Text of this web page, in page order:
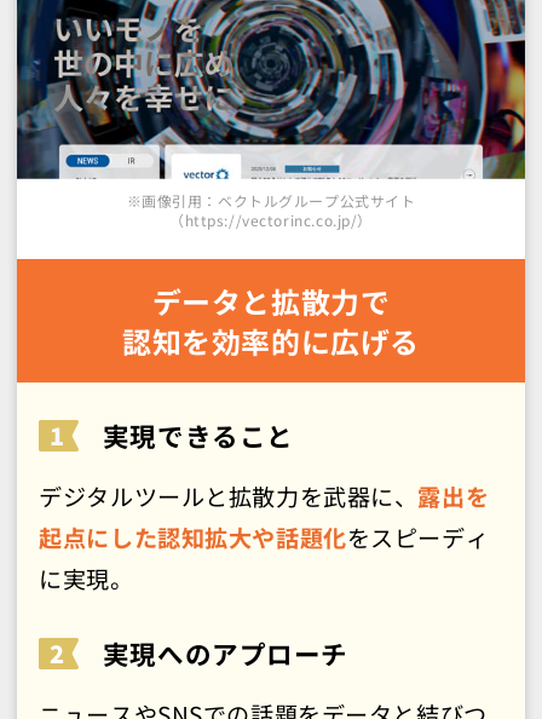
※画像引用：ベクトルグループ公式サイト
（https://vectorinc.co.jp/）
データと拡散力で
認知を効率的に広げる
実現できること
デジタルツールと拡散力を武器に、 露出を
起点にした認知拡大や話題化をスピーディ
に実現。
実現へのアプローチ